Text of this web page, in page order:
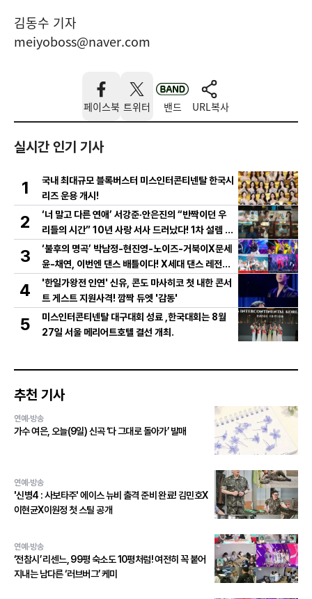
김동수 기자
meiyoboss@naver.com
페이스북 트위터 밴드 URL복사
실시간 인기 기사
1
국내 최대규모 블록버스터 미스인터콘티넨탈 한국시
리즈 운용 개시!
2
‘너 말고 다른 연애’ 서강준·안은진의 “반짝이던 우
리들의 시간” 10년 사랑 서사 드러났다! 1차 설렘 티
저 영상 공개!
3
‘불후의 명곡’ 박남정-현진영-노이즈-거북이X문세
윤-채연, 이번엔 댄스 배틀이다! X세대 댄스 레전드
총출동! 댄스 본능 깨운다!
4
'한일가왕전 인연' 신유, 콘도 마사히코 첫 내한 콘서
트 게스트 지원사격! 깜짝 듀엣 '감동'
5
미스인터콘티넨탈 대구대회 성료 ,한국대회는 8월
27일 서울 메리어트호텔 결선 개최.
추천 기사
연예·방송
가수 여은, 오늘(9일) 신곡 ‘다 그대로 돌아가’ 발매
연예·방송
'신병4 : 사보타주' 에이스 뉴비 출격 준비 완료! 김민호X
이현균X이원정 첫 스틸 공개
연예·방송
‘전참시’ 리센느, 99평 숙소도 10평처럼! 여전히 꼭 붙어
지내는 남다른 ‘러브버그’ 케미